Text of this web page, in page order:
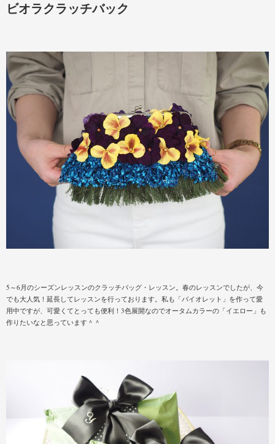
ビオラクラッチバック
5～6月のシーズンレッスンのクラッチバッグ・レッスン。春のレッスンでしたが、今
でも大人気！延長してレッスンを行っております。私も「バイオレット」を作って愛
用中ですが、可愛くてとっても便利！3色展開なのでオータムカラーの「イエロー」も
作りたいなと思っています＾＾